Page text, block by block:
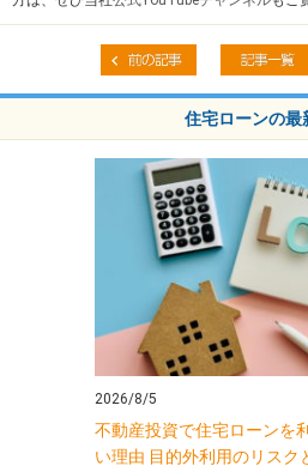
住宅ローンの最
2026/8/5
不動産投資で住宅ローンを
い理由 目的外利用のリスク